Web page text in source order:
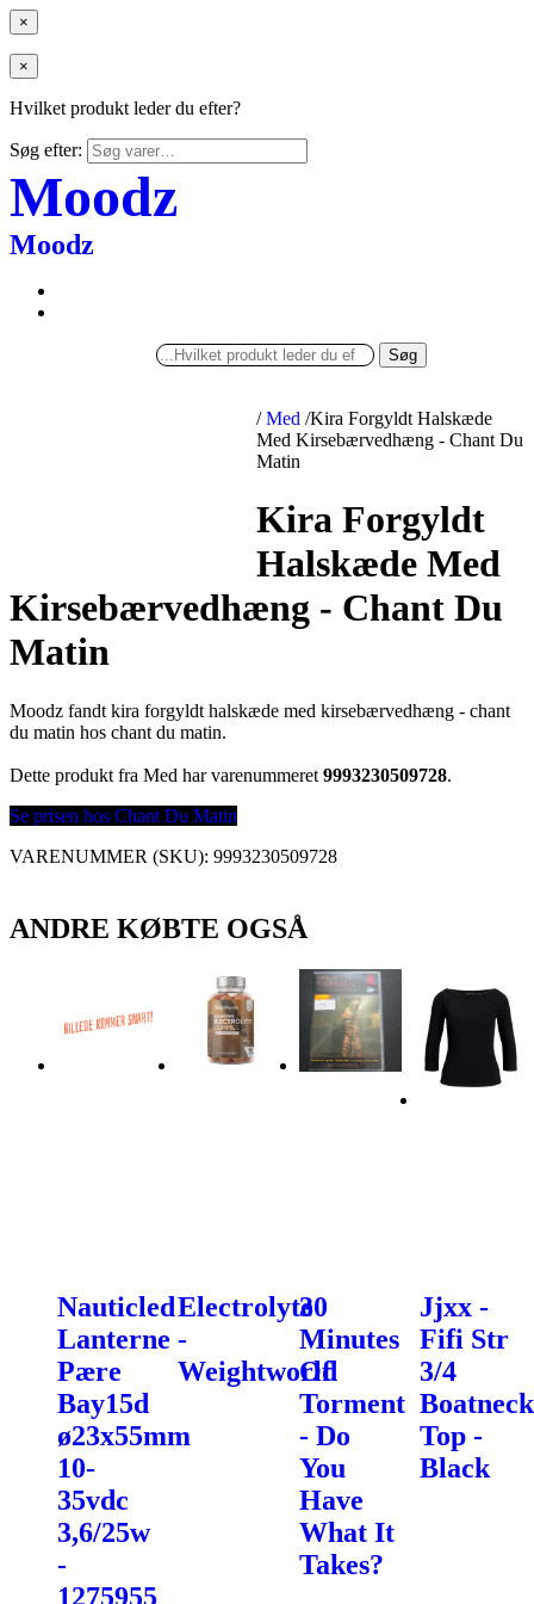
×
×
Hvilket produkt leder du efter?
Søg efter:
Moodz
Moodz
Søg
/ Med /Kira Forgyldt Halskæde
Med Kirsebærvedhæng - Chant Du
Matin
Kira Forgyldt
Halskæde Med
Kirsebærvedhæng - Chant Du
Matin
Moodz fandt kira forgyldt halskæde med kirsebærvedhæng - chant
du matin hos chant du matin.
Dette produkt fra Med har varenummeret 9993230509728.
Se prisen hos Chant Du Matin
VARENUMMER (SKU): 9993230509728
ANDRE KØBTE OGSÅ
Nauticled
Lanterne
Pære
Bay15d
ø23x55mm
10-
35vdc
3,6/25w
-
1275955
Electrolyte
-
Weightworld
30
Minutes
Of
Torment
- Do
You
Have
What It
Takes?
Jjxx -
Fifi Str
3/4
Boatneck
Top -
Black